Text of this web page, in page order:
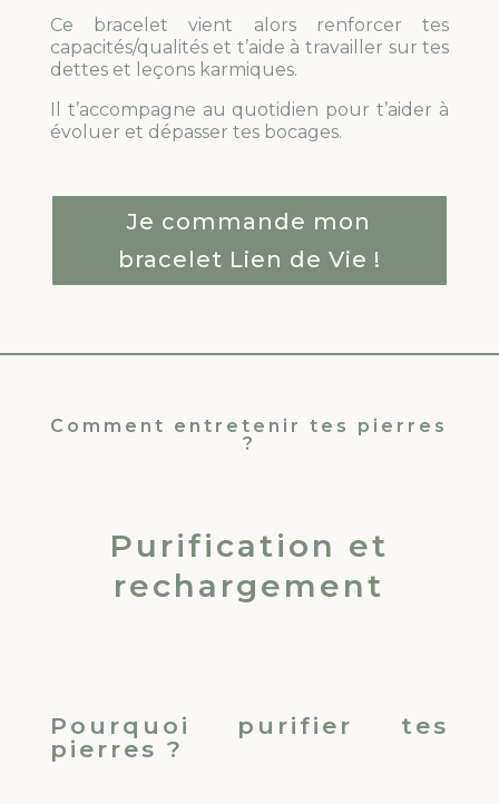
Ce bracelet vient alors renforcer tes
capacités/qualités et t’aide à travailler sur tes
dettes et leçons karmiques.
Il t’accompagne au quotidien pour t’aider à
évoluer et dépasser tes bocages.
Je commande mon
bracelet Lien de Vie !
Comment entretenir tes pierres
?
Purification et
rechargement
Pourquoi purifier tes
pierres ?